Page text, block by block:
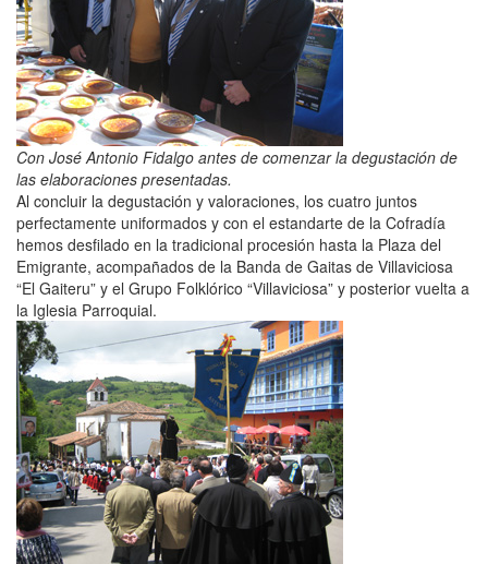
Con José Antonio Fidalgo antes de comenzar la degustación de
las elaboraciones presentadas.
Al concluir la degustación y valoraciones, los cuatro juntos
perfectamente uniformados y con el estandarte de la Cofradía
hemos desfilado en la tradicional procesión hasta la Plaza del
Emigrante, acompañados de la Banda de Gaitas de Villaviciosa
“El Gaiteru” y el Grupo Folklórico “Villaviciosa” y posterior vuelta a
la Iglesia Parroquial.